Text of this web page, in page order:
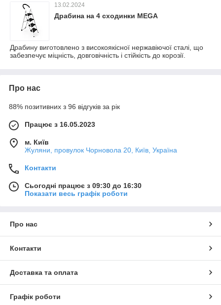
13.02.2024
Драбина на 4 сходинки MEGA
Драбину виготовлено з високоякісної нержавіючої сталі, що
забезпечує міцність, довговічність і стійкість до корозії.
Про нас
88% позитивних з 96 відгуків за рік
Працює з 16.05.2023
м. Київ
Жуляни, провулок Чорновола 20, Київ, Україна
Контакти
Сьогодні працює з 09:30 до 16:30
Показати весь графік роботи
Про нас
Контакти
Доставка та оплата
Графік роботи